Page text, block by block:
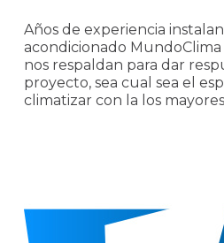
Años de experiencia
acondicionado
nos respaldan para dar
proyecto, sea cual sea el
climatizar con la los